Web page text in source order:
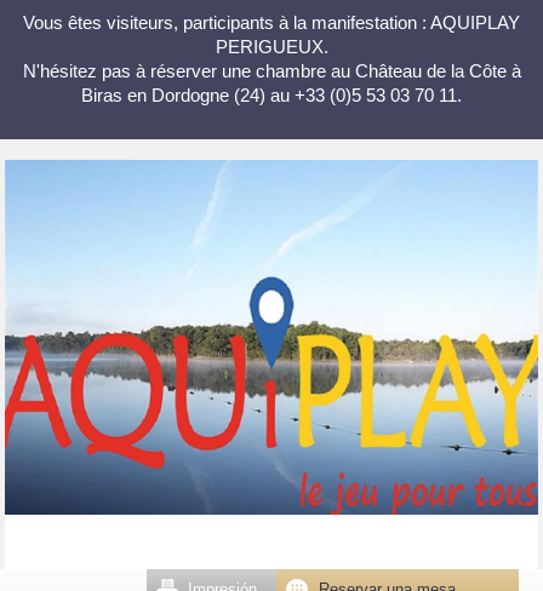
Vous êtes visiteurs, participants à la manifestation : AQUIPLAY
PERIGUEUX.
N'hésitez pas à réserver une chambre au Château de la Côte à
Biras en Dordogne (24) au +33 (0)5 53 03 70 11.